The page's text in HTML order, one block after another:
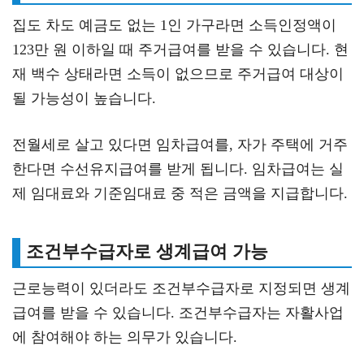
집도 차도 예금도 없는 1인 가구라면 소득인정액이
123만 원 이하일 때 주거급여를 받을 수 있습니다. 현
재 백수 상태라면 소득이 없으므로 주거급여 대상이
될 가능성이 높습니다.
전월세로 살고 있다면 임차급여를, 자가 주택에 거주
한다면 수선유지급여를 받게 됩니다. 임차급여는 실
제 임대료와 기준임대료 중 적은 금액을 지급합니다.
조건부수급자로 생계급여 가능
근로능력이 있더라도 조건부수급자로 지정되면 생계
급여를 받을 수 있습니다. 조건부수급자는 자활사업
에 참여해야 하는 의무가 있습니다.